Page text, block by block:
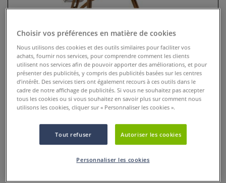
Boite chevalet Classic Grand
Choisir vos préférences en matière de cookies
Nous utilisons des cookies et des outils similaires pour faciliter vos
achats, fournir nos services, pour comprendre comment les clients
utilisent nos services afin de pouvoir apporter des améliorations, et pour
présenter des publicités, y compris des publicités basées sur les centres
d’intérêt. Des services tiers ont également recours à ces outils dans le
cadre de notre affichage de publicités. Si vous ne souhaitez pas accepter
tous les cookies ou si vous souhaitez en savoir plus sur comment nous
utilisons les cookies, cliquer sur « Personnaliser les cookies ».
Tout refuser Autoriser les cookies
Personnaliser les cookies